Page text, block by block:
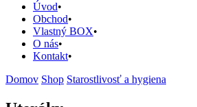
Úvod
Obchod
Vlastný BOX
O nás
Kontakt
Domov Shop Starostlivosť a hygiena